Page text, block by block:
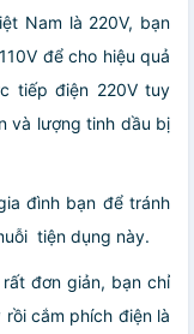
Nam là 220V, bạn
để cho hiệu quả
tiếp điện 220V tuy
và lượng tinh dầu bị
đình bạn để tránh
tiện dụng này.
đơn giản, bạn chỉ
cắm phích điện là